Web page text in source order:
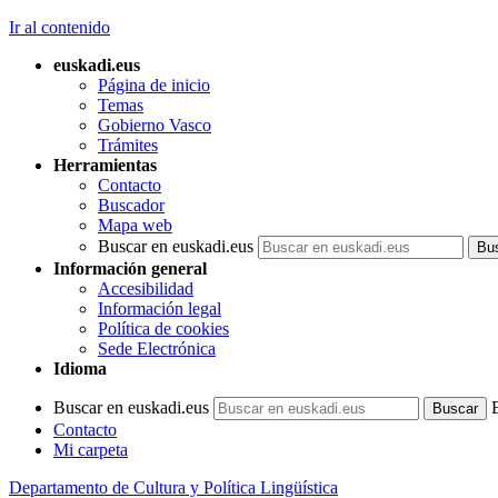
Ir al contenido
euskadi.eus
Página de inicio
Temas
Gobierno Vasco
Trámites
Herramientas
Contacto
Buscador
Mapa web
Buscar en euskadi.eus
Información general
Accesibilidad
Información legal
Política de cookies
Sede Electrónica
Idioma
Buscar en euskadi.eus
Contacto
Mi carpeta
Departamento de Cultura y Política Lingüística